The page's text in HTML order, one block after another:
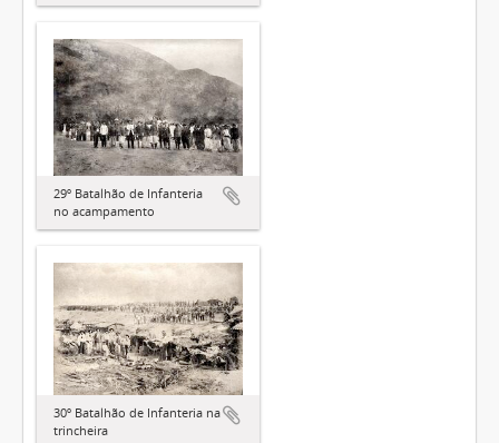
29º Batalhão de Infanteria
no acampamento
30º Batalhão de Infanteria na
trincheira